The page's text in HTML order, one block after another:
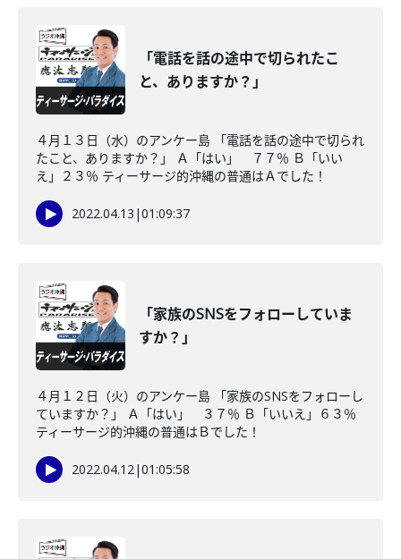
「電話を話の途中で切られたこ
と、ありますか？」
４月１３日（水）のアンケー島 「電話を話の途中で切られ
たこと、ありますか？」 Ａ「はい」 ７７％ Ｂ「いい
え」２３％ ティーサージ的沖縄の普通はＡでした！
2022.04.13 |01:09:37
「家族のSNSをフォローしていま
すか？」
４月１２日（火）のアンケー島 「家族のSNSをフォローし
ていますか？」 Ａ「はい」 ３７％ Ｂ「いいえ」６３％
ティーサージ的沖縄の普通はＢでした！
2022.04.12|01:05:58